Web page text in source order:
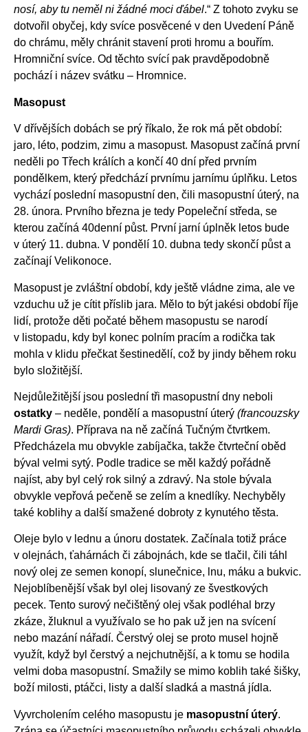
nosí, aby tu neměl ni žádné moci ďábel.“ Z tohoto zvyku se
dotvořil obyčej, kdy svíce posvěcené v den Uvedení Páně
do chrámu, měly chránit stavení proti hromu a bouřím.
Hromniční svíce. Od těchto svící pak pravděpodobně
pochází i název svátku – Hromnice.
Masopust
V dřívějších dobách se prý říkalo, že rok má pět období:
jaro, léto, podzim, zimu a masopust. Masopust začíná první
neděli po Třech králích a končí 40 dní před prvním
pondělkem, který předchází prvnímu jarnímu úplňku. Letos
vychází poslední masopustní den, čili masopustní úterý, na
28. února. Prvního března je tedy Popeleční středa, se
kterou začíná 40denní půst. První jarní úplněk letos bude
v úterý 11. dubna. V pondělí 10. dubna tedy skončí půst a
začínají Velikonoce.
Masopust je zvláštní období, kdy ještě vládne zima, ale ve
vzduchu už je cítit příslib jara. Mělo to být jakési období říje
lidí, protože děti počaté během masopustu se narodí
v listopadu, kdy byl konec polním pracím a rodička tak
mohla v klidu přečkat šestinedělí, což by jindy během roku
bylo složitější.
Nejdůležitější jsou poslední tři masopustní dny neboli
ostatky – neděle, pondělí a masopustní úterý (francouzsky
Mardi Gras). Příprava na ně začíná Tučným čtvrtkem.
Předcházela mu obvykle zabíjačka, takže čtvrteční oběd
býval velmi sytý. Podle tradice se měl každý pořádně
najíst, aby byl celý rok silný a zdravý. Na stole bývala
obvykle vepřová pečeně se zelím a knedlíky. Nechyběly
také koblihy a další smažené dobroty z kynutého těsta.
Oleje bylo v lednu a únoru dostatek. Začínala totiž práce
v olejnách, ťahárnách či zábojnách, kde se tlačil, čili táhl
nový olej ze semen konopí, slunečnice, lnu, máku a bukvic.
Nejoblíbenější však byl olej lisovaný ze švestkových
pecek. Tento surový nečištěný olej však podléhal brzy
zkáze, žluknul a využívalo se ho pak už jen na svícení
nebo mazání nářadí. Čerstvý olej se proto musel hojně
využít, když byl čerstvý a nejchutnější, a k tomu se hodila
velmi doba masopustní. Smažily se mimo koblih také šišky,
boží milosti, ptáčci, listy a další sladká a mastná jídla.
Vyvrcholením celého masopustu je masopustní úterý.